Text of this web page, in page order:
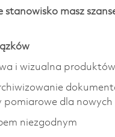
masz
i wizualna
pomiarowe dla
niezgodnym